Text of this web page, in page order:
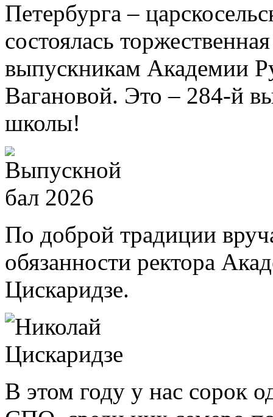
Петербурга –
состоялась
выпускникам Академии
Вагановой. Это – 284-й
школы!
По доброй традиции
обязанности ректора
Цискаридзе.
В этом году у нас сорок